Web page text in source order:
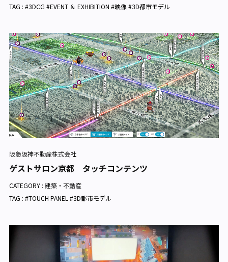
TAG : #3DCG #EVENT ＆ EXHIBITION #映像 #3D都市モデル
阪急阪神不動産株式会社
ゲストサロン京都 タッチコンテンツ
CATEGORY : 建築・不動産
TAG : #TOUCH PANEL #3D都市モデル